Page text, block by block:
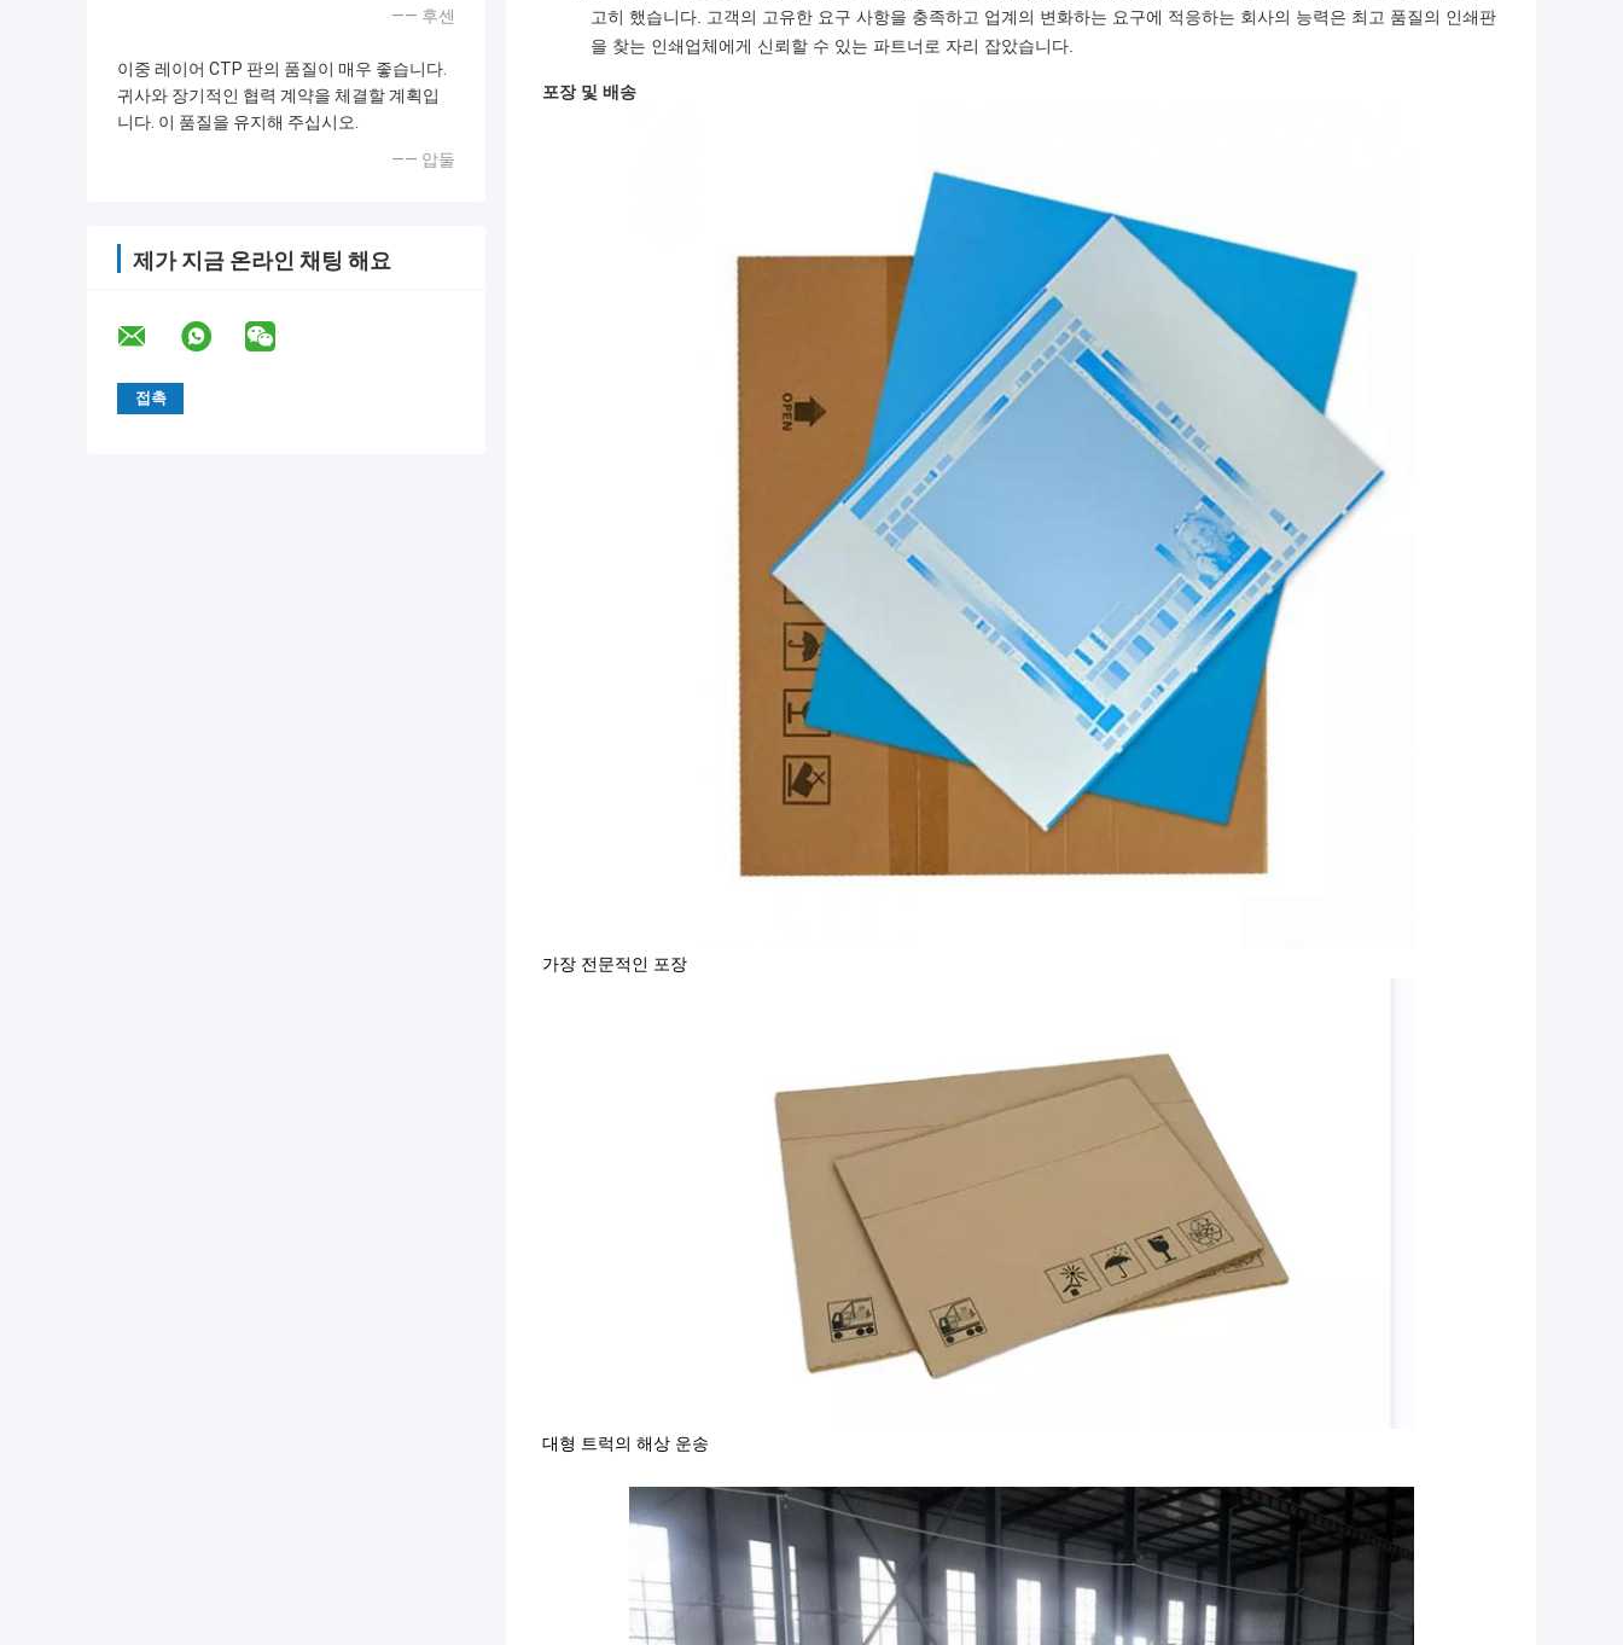
—— 후센
이중 레이어 CTP 판의 품질이 매우 좋습니다.
귀사와 장기적인 협력 계약을 체결할 계획입
니다. 이 품질을 유지해 주십시오.
—— 압둘
제가 지금 온라인 채팅 해요
고히 했습니다. 고객의 고유한 요구 사항을 충족하고 업계의 변화하는 요구에 적응하는 회사의 능력은 최고 품질의 인쇄판
을 찾는 인쇄업체에게 신뢰할 수 있는 파트너로 자리 잡았습니다.
포장 및 배송
가장 전문적인 포장
대형 트럭의 해상 운송